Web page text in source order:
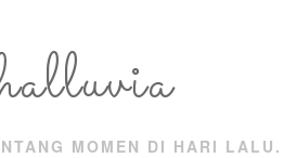
MOMEN DI HARI LALU.